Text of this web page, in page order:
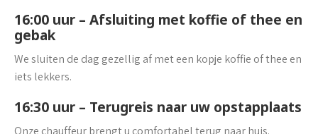
16:00 uur – Afsluiting met koffie of thee en
gebak
We sluiten de dag gezellig af met een kopje koffie of thee en
iets lekkers.
16:30 uur – Terugreis naar uw opstapplaats
Onze chauffeur brengt u comfortabel terug naar huis.